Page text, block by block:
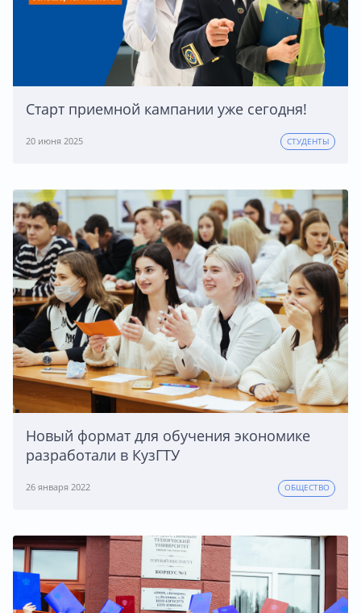
Старт приемной кампании уже сегодня!
20 июня 2025 СТУДЕНТЫ
Новый формат для обучения экономике
разработали в КузГТУ
26 января 2022 ОБЩЕСТВО